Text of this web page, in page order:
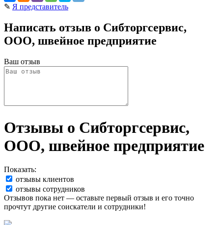
✎ Я представитель
Написать отзыв о Сибторгсервис,
ООО, швейное предприятие
Ваш отзыв
Отзывы о Сибторгсервис,
ООО, швейное предприятие
Показать:
отзывы клиентов
отзывы сотрудников
Отзывов пока нет — оставьте первый отзыв и его точно
прочтут другие соискатели и сотрудники!